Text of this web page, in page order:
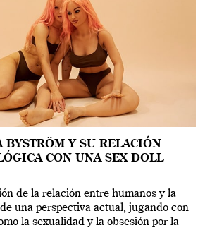
BYSTRÖM Y SU RELACIÓN
CON UNA SEX DOLL
de la relación entre humanos y la
una perspectiva actual, jugando con
la sexualidad y la obsesión por la